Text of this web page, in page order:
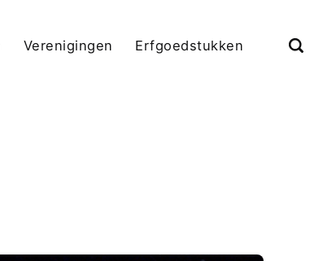
Verenigingen Erfgoedstukken